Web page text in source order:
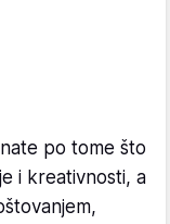
po tome što
i kreativnosti, a